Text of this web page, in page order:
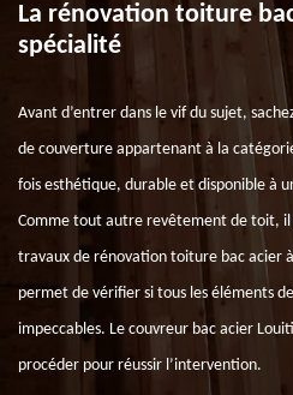
La rénovation toiture
spécialité
Avant d’entrer dans le vif du sujet,
de couverture appartenant à la
fois esthétique, durable et disponible à
Comme tout autre revêtement de toit, il
travaux de rénovation toiture bac acier à
permet de vérifier si tous les éléments
impeccables. Le couvreur bac acier
procéder pour réussir l’intervention.